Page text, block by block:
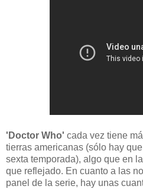
'Doctor Who' cada vez tiene
tierras americanas (sólo hay
sexta temporada), algo que en
que reflejado. En cuanto a las
panel de la serie, hay unas